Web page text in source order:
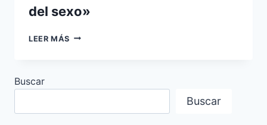
del sexo»
LEER MÁS CONFERENCIA:
Buscar
Buscar